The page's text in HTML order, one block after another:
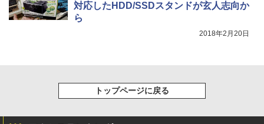
対応したHDD/SSDスタンドが玄人志向か
ら
2018年2月20日
トップページに戻る